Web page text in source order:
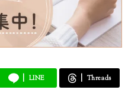
LINE Threads